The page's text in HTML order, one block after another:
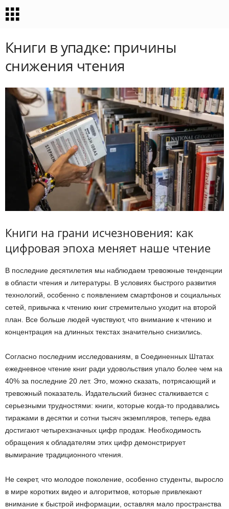
Книги в упадке: причины
снижения чтения
Книги на грани исчезновения: как
цифровая эпоха меняет наше чтение
В последние десятилетия мы наблюдаем тревожные тенденции
в области чтения и литературы. В условиях быстрого развития
технологий, особенно с появлением смартфонов и социальных
сетей, привычка к чтению книг стремительно уходит на второй
план. Все больше людей чувствуют, что внимание к чтению и
концентрация на длинных текстах значительно снизились.
Согласно последним исследованиям, в Соединенных Штатах
ежедневное чтение книг ради удовольствия упало более чем на
40% за последние 20 лет. Это, можно сказать, потрясающий и
тревожный показатель. Издательский бизнес сталкивается с
серьезными трудностями: книги, которые когда-то продавались
тиражами в десятки и сотни тысяч экземпляров, теперь едва
достигают четырехзначных цифр продаж. Необходимость
обращения к обладателям этих цифр демонстрирует
вымирание традиционного чтения.
Не секрет, что молодое поколение, особенно студенты, выросло
в мире коротких видео и алгоритмов, которые привлекают
внимание к быстрой информации, оставляя мало пространства